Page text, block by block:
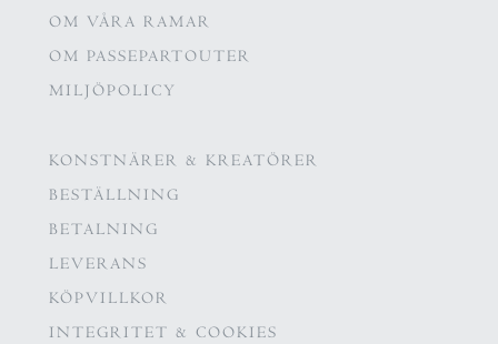
OM VÅRA RAMAR
OM PASSEPARTOUTER
MILJÖPOLICY
KONSTNÄRER & KREATÖRER
BESTÄLLNING
BETALNING
LEVERANS
KÖPVILLKOR
INTEGRITET & COOKIES